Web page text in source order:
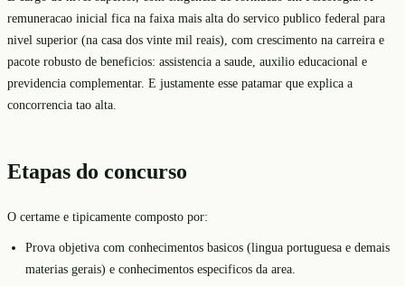
remuneracao inicial fica na faixa mais alta do servico publico federal para
nivel superior (na casa dos vinte mil reais), com crescimento na carreira e
pacote robusto de beneficios: assistencia a saude, auxilio educacional e
previdencia complementar. E justamente esse patamar que explica a
concorrencia tao alta.
Etapas do concurso
O certame e tipicamente composto por:
Prova objetiva com conhecimentos basicos (lingua portuguesa e demais
materias gerais) e conhecimentos especificos da area.